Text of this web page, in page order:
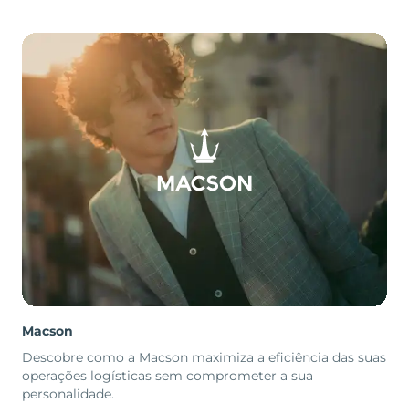
Macson
Descobre como a Macson maximiza a eficiência das suas
operações logísticas sem comprometer a sua
personalidade.